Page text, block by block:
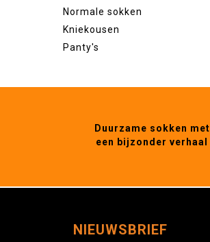
Normale sokken
Kniekousen
Panty's
Duurzame sokken met
een bijzonder verhaal
NIEUWSBRIEF